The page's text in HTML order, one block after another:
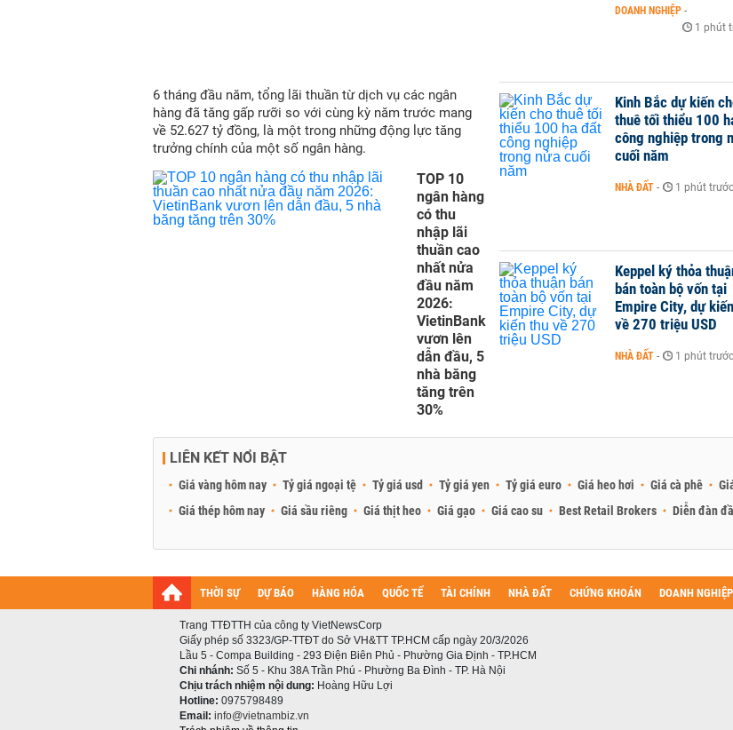
6 tháng đầu năm, tổng lãi thuần từ dịch vụ các ngân
hàng đã tăng gấp rưỡi so với cùng kỳ năm trước mang
về 52.627 tỷ đồng, là một trong những động lực tăng
trưởng chính của một số ngân hàng.
TOP 10
ngân hàng
có thu
nhập lãi
thuần cao
nhất nửa
đầu năm
2026:
VietinBank
vươn lên
dẫn đầu, 5
nhà băng
tăng trên
30%
DOANH NGHIỆP -
1 phút
Kinh Bắc dự kiến
thuê tối thiểu 100
công nghiệp trong
cuối năm
NHÀ ĐẤT - 1 phút trước
Keppel ký thỏa
bán toàn bộ vốn tại
Empire City, dự
về 270 triệu USD
NHÀ ĐẤT - 1 phút trước
LIÊN KẾT NỔI BẬT
Giá vàng hôm nay Tỷ giá ngoại tệ Tỷ giá usd Tỷ giá yen Tỷ giá euro Giá heo hơi Giá cà phê
Giá thép hôm nay
Giá sầu riêng Giá thịt heo Giá gạo Giá cao su Best Retail Brokers Diễn đàn
THỜI SỰ DỰ BÁO HÀNG HÓA QUỐC TẾ TÀI CHÍNH NHÀ ĐẤT CHỨNG KHOÁN DOANH NGHIỆP
Trang TTĐTTH của công ty VietNewsCorp
Giấy phép số 3323/GP-TTĐT do Sở VH&TT TP.HCM cấp ngày 20/3/2026
Lầu 5 - Compa Building - 293 Điện Biên Phủ - Phường Gia Định - TP.HCM
Chi nhánh: Số 5 - Khu 38A Trần Phú - Phường Ba Đình - TP. Hà Nội
Chịu trách nhiệm nội dung: Hoàng Hữu Lợi
Hotline: 0975798489
Email: info@vietnambiz.vn